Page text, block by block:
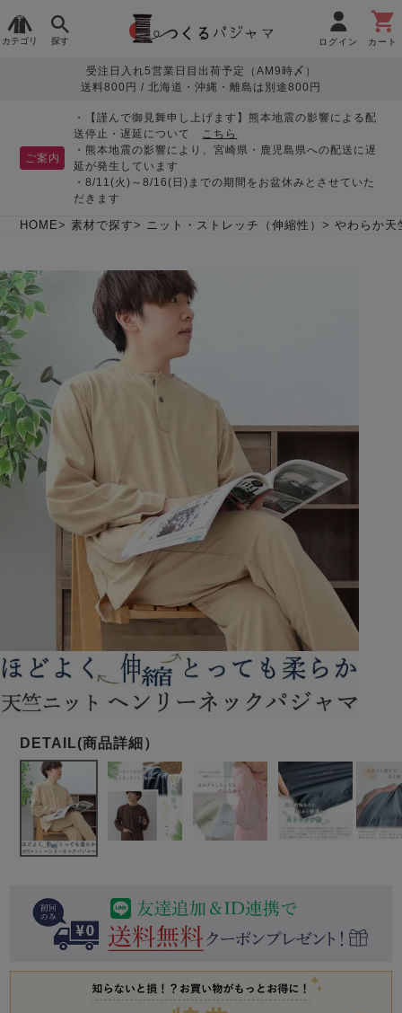
カテゴリ 探す ログイン カート
レディースパジャマ
春 夏
メンズパジャマ
春 夏 秋 冬
ガールズパジャマ
春 夏 冬
生地で
さがす
オーガニック素材
サッカー/ちぢみ 楊
柳
ニット/ストレッチ 起毛/フランネル
柄物
売れ筋ランキング
すべての生地一覧はこちら
目的別で
さがす
敏感肌用
パジャマ
入院・介護
胸が目立たない
マタニティ
ペアで
そろえたい
体型別におすすめパジ
ャマ
年齢別におすすめパジ
インナーウェア 生活雑貨 カタログギフト
売れ筋ランキング
- Item Ranking -
- New Arrival -
目的別でさがす一覧はこちら
デザインで
さがす
ィース
パジャマ
前開き
胸がすけない
ーブ
上着単品
ズボン単品
すべてのメン
ズ
パジャマ
長袖
前開き かぶり スリーパー
作務衣
ーブ
上着単品
夏パジャマ特集 つくるパジャマとは
お支払い・送料・配送
返品・交換について
会社概要 お買い物ガイド
SDGsの取り組み
受注日入れ5営業日目出荷予定（AM9時〆）
送料800円 / 北海道・沖縄・離島は別途800円
ご案内
・【謹んで御見舞申し上げます】熊本地震の影響による配
送停止・遅延について こちら
・熊本地震の影響により、宮崎県・鹿児島県への配送に遅
延が発生しています
・8/11(火)～8/16(日)までの期間をお盆休みとさせていた
だきます
HOME 素材で探す ニット・ストレッチ（伸縮性） やわらか天